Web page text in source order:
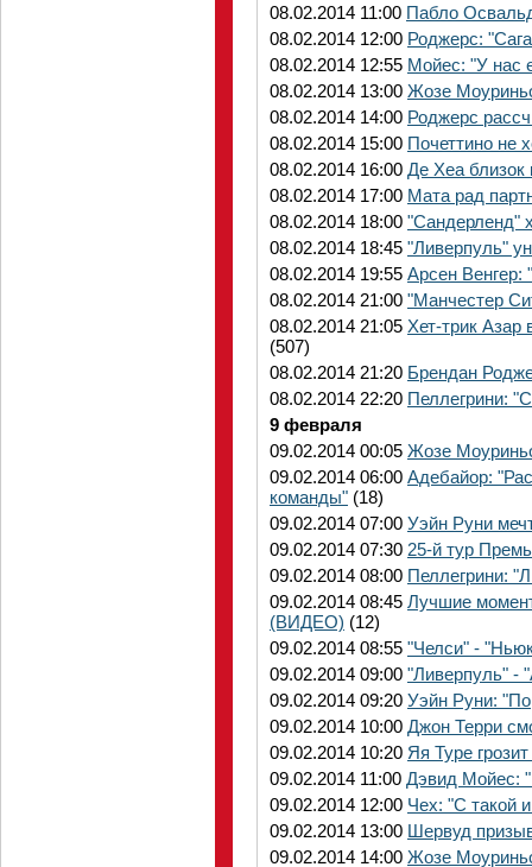
08.02.2014 11:00 Пабло
08.02.2014 12:00 Роджерс:
08.02.2014 12:55 Мойес: "У нас
08.02.2014 13:00 Жозе
08.02.2014 14:00 Роджерс
08.02.2014 15:00 Почеттино не
08.02.2014 16:00 Де Хеа
08.02.2014 17:00 Мата рад
08.02.2014 18:00 "Сандерленд"
08.02.2014 18:45 "Ливерпуль"
08.02.2014 19:55 Арсен
08.02.2014 21:00 "Манчестер
08.02.2014 21:05 Хет-трик
(507)
08.02.2014 21:20 Брендан
08.02.2014 22:20 Пеллегрини:
9 февраля
09.02.2014 00:05 Жозе
09.02.2014 06:00 Адебайор:
команды" (18)
09.02.2014 07:00 Уэйн Руни
09.02.2014 07:30 25-й тур
09.02.2014 08:00 Пеллегрини:
09.02.2014 08:45 Лучшие
(ВИДЕО) (12)
09.02.2014 08:55 "Челси" -
09.02.2014 09:00 "Ливерпуль" -
09.02.2014 09:20 Уэйн Руни:
09.02.2014 10:00 Джон Терри
09.02.2014 10:20 Яя Туре
09.02.2014 11:00 Дэвид Мойес:
09.02.2014 12:00 Чех: "С такой
09.02.2014 13:00 Шервуд
09.02.2014 14:00 Жозе